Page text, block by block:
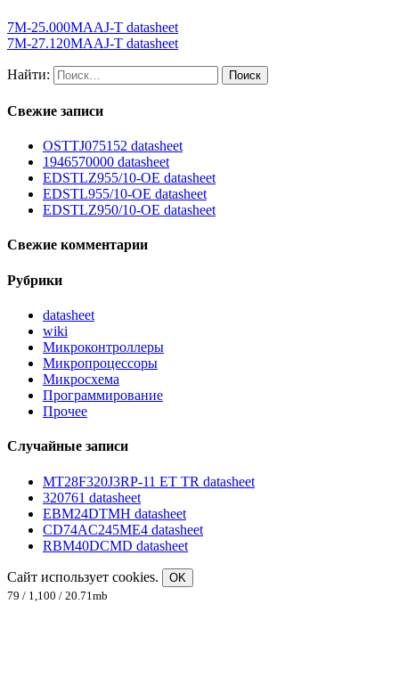
7M-25.000MAAJ-T datasheet
7M-27.120MAAJ-T datasheet
Найти:
Свежие записи
OSTTJ075152 datasheet
1946570000 datasheet
EDSTLZ955/10-OE datasheet
EDSTL955/10-OE datasheet
EDSTLZ950/10-OE datasheet
Свежие комментарии
Рубрики
datasheet
wiki
Микроконтроллеры
Микропроцессоры
Микросхема
Программирование
Прочее
Случайные записи
MT28F320J3RP-11 ET TR datasheet
320761 datasheet
EBM24DTMH datasheet
CD74AC245ME4 datasheet
RBM40DCMD datasheet
Сайт использует cookies.
OK
79 / 1,100 / 20.71mb